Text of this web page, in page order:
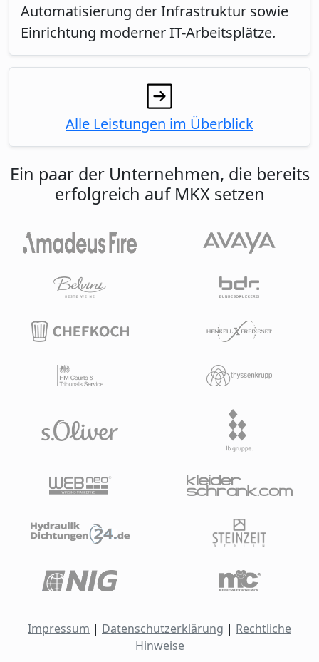
Automatisierung der Infrastruktur sowie
Einrichtung moderner IT-Arbeitsplätze.
Alle Leistungen im Überblick
Ein paar der Unternehmen, die bereits
erfolgreich auf MKX setzen
Impressum | Datenschutzerklärung | Rechtliche
Hinweise